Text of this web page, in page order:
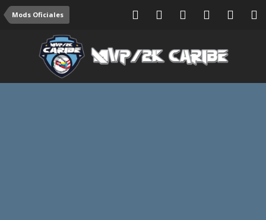
Mods Oficiales